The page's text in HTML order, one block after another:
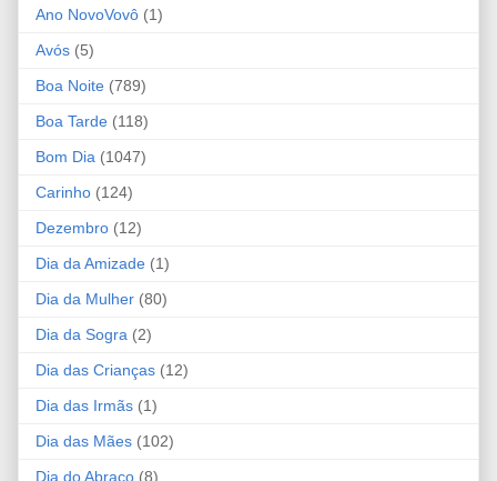
Ano NovoVovô (1)
Avós (5)
Boa Noite (789)
Boa Tarde (118)
Bom Dia (1047)
Carinho (124)
Dezembro (12)
Dia da Amizade (1)
Dia da Mulher (80)
Dia da Sogra (2)
Dia das Crianças (12)
Dia das Irmãs (1)
Dia das Mães (102)
Dia do Abraço (8)